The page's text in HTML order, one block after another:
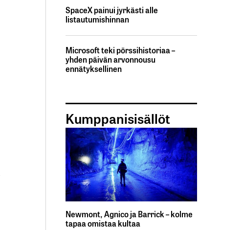
SpaceX painui jyrkästi alle
listautumishinnan
Microsoft teki pörssihistoriaa –
yhden päivän arvonnousu
ennätyksellinen
Kumppanisisällöt
Newmont, Agnico ja Barrick – kolme
tapaa omistaa kultaa